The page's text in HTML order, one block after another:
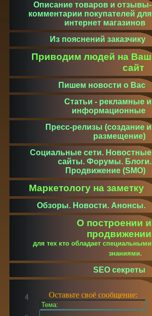
Описание товаров и отзывы-
комментарии покупателей для
интернет магазинов
Из пояснений заказчику
Приводим людей на Ваш
сайт
Пишем новости о Вас
Статьи - рекламные и
информационные
Пресс-релизы (создание и
размещение)
Социальные сети. Новостные
сайты. Форумы. Блоги.
Продвижение (SMO)
Маркетологу на заметку
Обзоры. Новости. Анонсы.
О построении и
продвижении
для тех кто обладает специальными
знаниями.
SEO секреты
Оставьте своё сообщение: